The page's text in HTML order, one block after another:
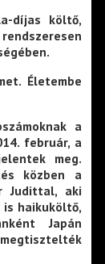
díjas költő,
Életembe
a
február, a
meg.
közben a
Judittal, aki
haikuköltő,
Japán